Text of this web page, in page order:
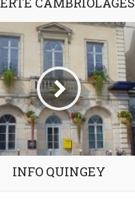
INFO QUINGEY